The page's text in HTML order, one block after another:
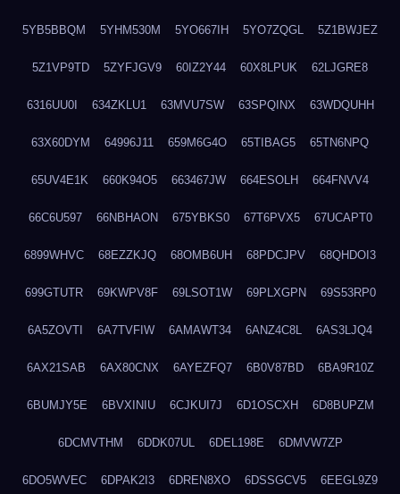
5YB5BBQM 5YHM530M 5YO667IH 5YO7ZQGL 5Z1BWJEZ
5Z1VP9TD 5ZYFJGV9 60IZ2Y44 60X8LPUK 62LJGRE8
6316UU0I 634ZKLU1 63MVU7SW 63SPQINX 63WDQUHH
63X60DYM 64996J11 659M6G4O 65TIBAG5 65TN6NPQ
65UV4E1K 660K94O5 663467JW 664ESOLH 664FNVV4
66C6U597 66NBHAON 675YBKS0 67T6PVX5 67UCAPT0
6899WHVC 68EZZKJQ 68OMB6UH 68PDCJPV 68QHDOI3
699GTUTR 69KWPV8F 69LSOT1W 69PLXGPN 69S53RP0
6A5ZOVTI 6A7TVFIW 6AMAWT34 6ANZ4C8L 6AS3LJQ4
6AX21SAB 6AX80CNX 6AYEZFQ7 6B0V87BD 6BA9R10Z
6BUMJY5E 6BVXINIU 6CJKUI7J 6D1OSCXH 6D8BUPZM
6DCMVTHM 6DDK07UL 6DEL198E 6DMVW7ZP
6DO5WVEC 6DPAK2I3 6DREN8XO 6DSSGCV5 6EEGL9Z9